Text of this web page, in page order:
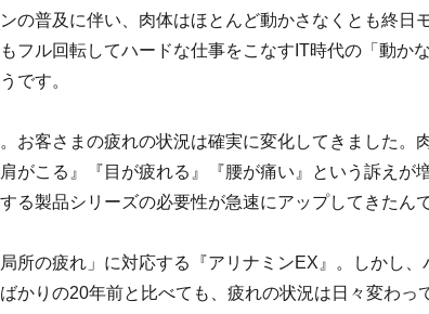
の普及に伴い、肉体はほとんど動かさなくとも終日
フル回転してハードな仕事をこなすIT時代の「動か
です。
。お客さまの疲れの状況は確実に変化してきました。
がこる』『目が疲れる』『腰が痛い』という訴えが
る製品シリーズの必要性が急速にアップしてきたん
所の疲れ」に対応する『アリナミンEX』。しかし、
かりの20年前と比べても、疲れの状況は日々変わっ